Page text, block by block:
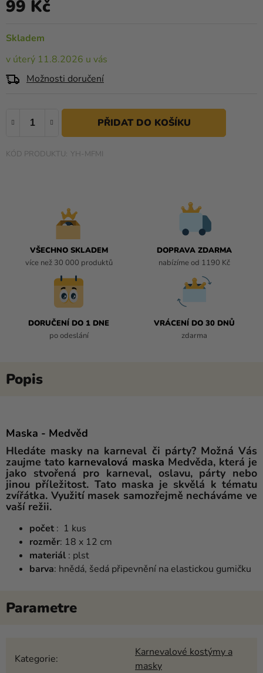
Kreativní
produkty
Výprodej
Naše
0,0
5
Skladem
v úterý 11.8.2026 u vás
Možnosti doručení
99 Kč
YH-MFMI
VŠECHNO SKLADEM
více než 30 000 produktů
DOPRAVA ZDARMA
nabízíme od 1190 Kč
DORUČENÍ DO 1 DNE
po odeslání
VRÁCENÍ DO 30 DNŮ
zdarma
Maska - Medvěd
Hledáte masky na karneval či párty? Možná Vás
zaujme tato karnevalová maska ​​Medvěda, která je
jako stvořená pro karneval, oslavu, párty nebo
jinou příležitost. Tato maska ​​je skvělá k tématu
zvířátka. Využití masek samozřejmě necháváme ve
vaší režii.
počet : 1 kus
rozměr: 18 x 12 cm
materiál : plst
barva: hnědá, šedá připevnění na elastickou gumičku
Kategorie:
Karnevalové kostýmy a
masky